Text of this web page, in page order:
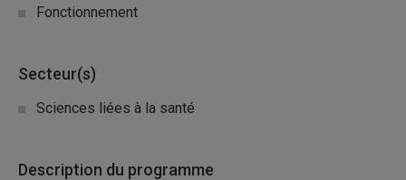
Fonctionnement
Secteur(s)
Sciences liées à la santé
Description du programme